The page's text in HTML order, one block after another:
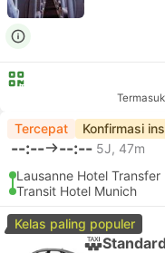
Tercepat Konfirmasi
--:-- --:-- 5J, 47m
Lausanne Hotel Transfer
Transit Hotel Munich
Kelas paling populer